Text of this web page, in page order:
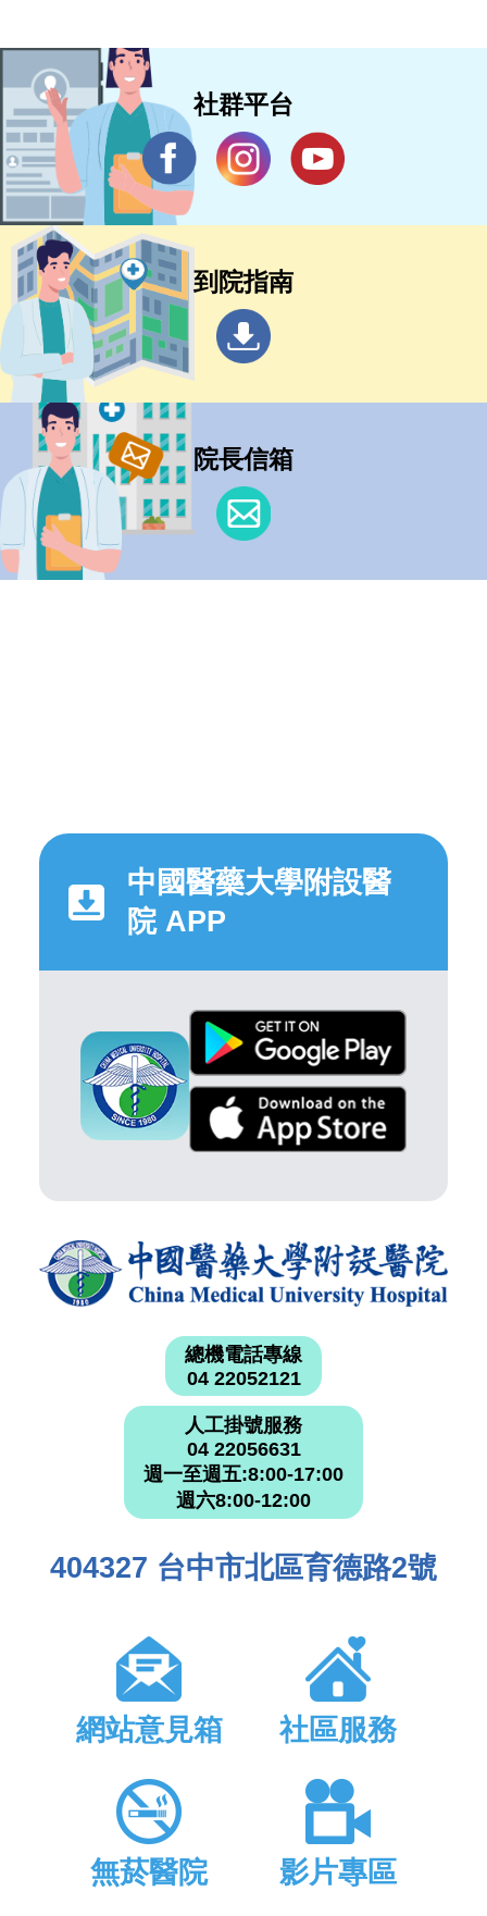
社群平台
到院指南
院長信箱
中國醫藥大學附設醫
院 APP
總機電話專線
04 22052121
人工掛號服務
04 22056631
週一至週五:8:00-17:00
週六8:00-12:00
404327 台中市北區育德路2號
網站意見箱 社區服務
無菸醫院 影片專區